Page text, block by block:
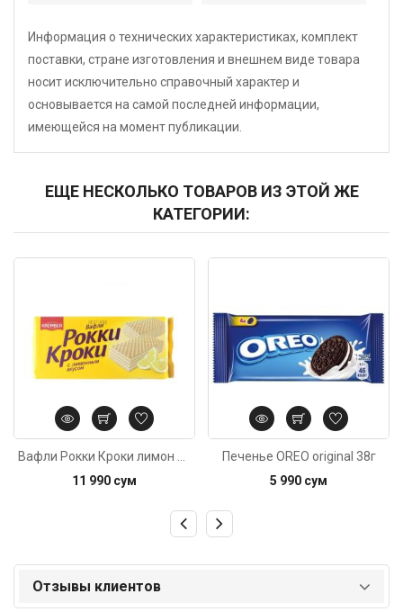
Информация о технических характеристиках, комплект
поставки, стране изготовления и внешнем виде товара
носит исключительно справочный характер и
основывается на самой последней информации,
имеющейся на момент публикации.
ЕЩЕ НЕСКОЛЬКО ТОВАРОВ ИЗ ЭТОЙ ЖЕ
КАТЕГОРИИ:
11 990 сум
Печенье OREO original 38г
5 990 сум
Отзывы клиентов